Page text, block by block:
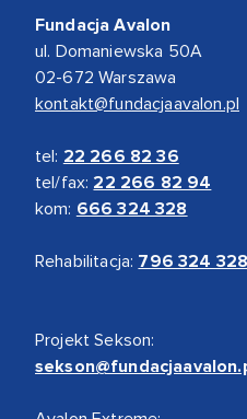
Fundacja Avalon
ul. Domaniewska 50A
02-672 Warszawa
kontakt@fundacjaavalon.pl
tel: 22 266 82 36
tel/fax: 22 266 82 94
kom: 666 324 328
Rehabilitacja: 796 324 328
Projekt Sekson: